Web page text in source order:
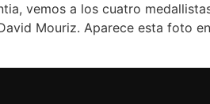
vemos a los cuatro
Mouriz. Aparece esta foto